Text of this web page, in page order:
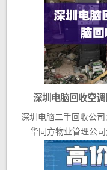
深圳电脑回收空
深圳电脑二手回收公
华同方物业管理公